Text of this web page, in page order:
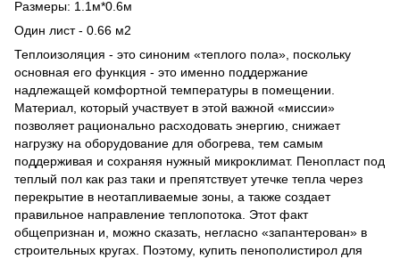
Размеры: 1.1м*0.6м
Один лист - 0.66 м2
Теплоизоляция - это синоним «теплого пола», поскольку
основная его функция - это именно поддержание
надлежащей комфортной температуры в помещении.
Материал, который участвует в этой важной «миссии»
позволяет рационально расходовать энергию, снижает
нагрузку на оборудование для обогрева, тем самым
поддерживая и сохраняя нужный микроклимат. Пенопласт под
теплый пол как раз таки и препятствует утечке тепла через
перекрытие в неотапливаемые зоны, а также создает
правильное направление теплопотока. Этот факт
общепризнан и, можно сказать, негласно «запантерован» в
строительных кругах. Поэтому, купить пенополистирол для